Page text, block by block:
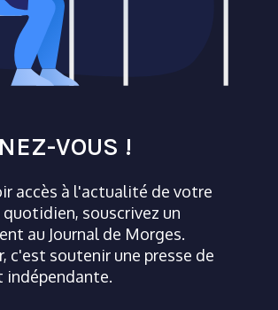
VOUS !
accès à l'actualité de votre
quotidien, souscrivez un
au Journal de Morges.
c'est soutenir une presse de
indépendante.